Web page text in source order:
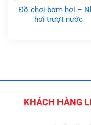
Đồ chơi bơm hơi –
hơi trượt nước
KHÁCH HÀNG